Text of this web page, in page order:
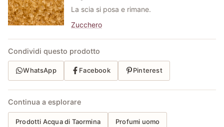
La scia si posa e rimane.
Zucchero
Condividi questo prodotto
WhatsApp Facebook Pinterest
Continua a esplorare
Prodotti Acqua di Taormina Profumi uomo